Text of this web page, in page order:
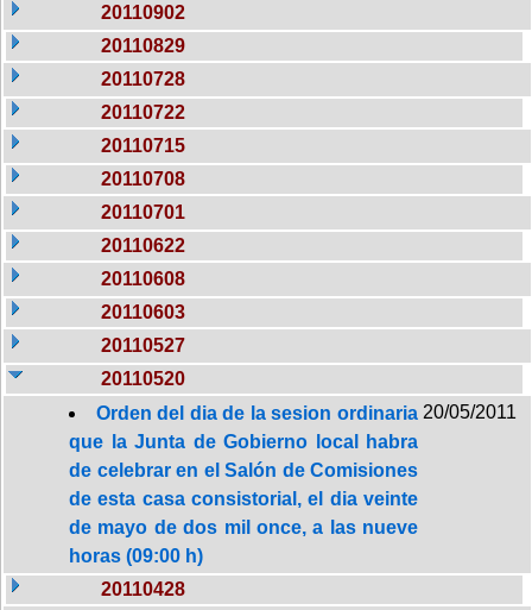
20110902
20110829
20110728
20110722
20110715
20110708
20110701
20110622
20110608
20110603
20110527
20110520
Orden del dia de la sesion ordinaria
que la Junta de Gobierno local habra
de celebrar en el Salón de Comisiones
de esta casa consistorial, el dia veinte
de mayo de dos mil once, a las nueve
horas (09:00 h)
20/05/2011
20110428